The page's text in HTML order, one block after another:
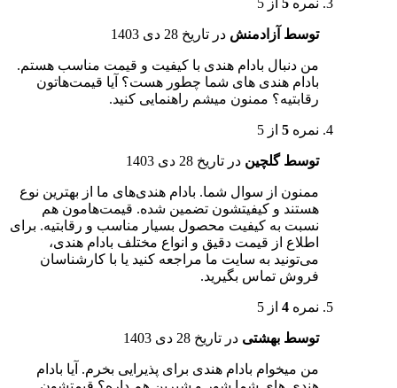
نمره 5 از 5
توسط آزادمنش در تاریخ 28 دی 1403
من دنبال بادام هندی با کیفیت و قیمت مناسب هستم.
بادام هندی های شما چطور هست؟ آیا قیمت‌هاتون
رقابتیه؟ ممنون میشم راهنمایی کنید.
نمره 5 از 5
توسط گلچین در تاریخ 28 دی 1403
ممنون از سوال شما. بادام هندی‌های ما از بهترین نوع
هستند و کیفیتشون تضمین شده. قیمت‌هامون هم
نسبت به کیفیت محصول بسیار مناسب و رقابتیه. برای
اطلاع از قیمت دقیق و انواع مختلف بادام هندی،
می‌تونید به سایت ما مراجعه کنید یا با کارشناسان
فروش تماس بگیرید.
نمره 4 از 5
توسط بهشتی در تاریخ 28 دی 1403
من میخوام بادام هندی برای پذیرایی بخرم. آیا بادام